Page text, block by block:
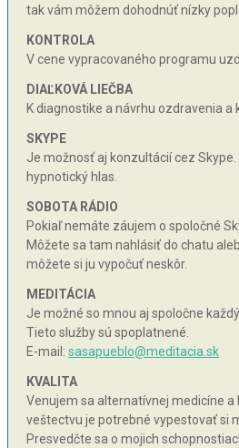
tak vám môžem dohodnúť nízky
KONTROLA
V cene vypracovaného programu
DIAĽKOVÁ LIEČBA
K diagnostike a návrhu ozdravenia
SKYPE
Je možnosť aj konzultácií cez
hypnotický hlas.
SOBOTA RÁDIO
Pokiaľ nemáte záujem o spoločné
Môžete sa tam nahlásiť do chatu
môžete si ju vypočuť neskôr.
MEDITÁCIA
Je možné so mnou aj spoločne
Tieto služby sú spoplatnené.
E-mail: sasapueblo@meditacia.sk
KVALITA
Venujem sa alternatívnej medicíne
veštectvu je potrebné vypestovať si
Presvedčte sa o mojich